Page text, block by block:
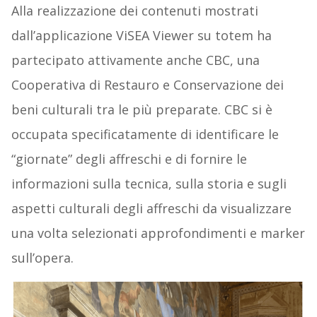
Alla realizzazione dei contenuti mostrati
dall’applicazione ViSEA Viewer su totem ha
partecipato attivamente anche CBC, una
Cooperativa di Restauro e Conservazione dei
beni culturali tra le più preparate. CBC si è
occupata specificatamente di identificare le
“giornate” degli affreschi e di fornire le
informazioni sulla tecnica, sulla storia e sugli
aspetti culturali degli affreschi da visualizzare
una volta selezionati approfondimenti e marker
sull’opera.